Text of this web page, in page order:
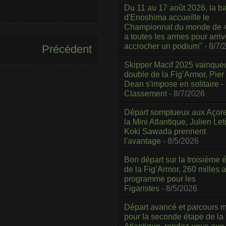
Précédent
Du 11 au 17 août 2026, la
d'Enoshima accueille le
Championnat du monde de
a toutes les armes pour
accrocher un podium" - 8/7/
Skipper Macif 2025
double de la Fig’Armor,
Dean s'impose en solitaire -
Classement - 8/7/2026
Départ somptueux aux
la Mini Atlantique, Julien
Koki Sawada prennent
l'avantage - 8/5/2026
Bon départ sur la troisième
de la Fig’Armor, 260 milles
programme pour les
Figaristes - 8/5/2026
Départ avancé et parcours
pour la seconde étape de la